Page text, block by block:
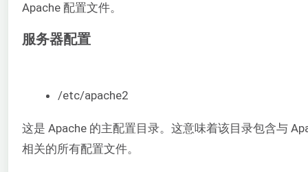
Apache 配置文件。
服务器配置
/etc/apache2
这是 Apache 的主配置目录。这意味着该目录包含与
相关的所有配置文件。